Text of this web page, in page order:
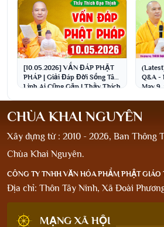
[10.05.2026] VẤN ĐÁP PHẬT
PHÁP | Giải Đáp Đời Sống Tâm
Linh Ai Cũng Gặp | Thầy Thích
Q&A -
May 9,
CHÙA KHAI NGUYÊN
Xây dựng từ : 2010 - 2026, Ban Thông
Chùa Khai Nguyên.
CÔNG TY TNHH VĂN HÓA PHẨM PHẬT GIÁO
Địa chỉ: Thôn Tây Ninh, Xã Đoài
MẠNG XÃ HỘI